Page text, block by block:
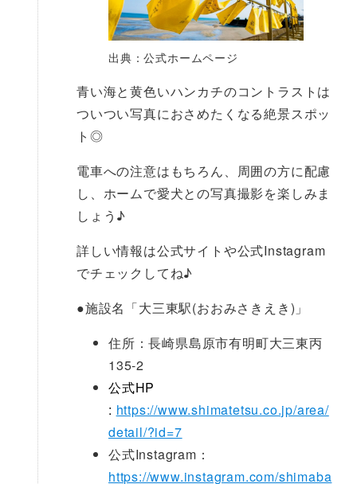
出典：公式ホームページ
青い海と黄色いハンカチのコントラストは
ついつい写真におさめたくなる絶景スポッ
ト◎
電車への注意はもちろん、周囲の方に配慮
し、ホームで愛犬との写真撮影を楽しみま
しょう♪
詳しい情報は公式サイトや公式Instagram
でチェックしてね♪
●施設名「大三東駅(おおみさきえき)」
住所：長崎県島原市有明町大三東丙
135-2
公式HP
: https://www.shimatetsu.co.jp/area/
detail/?id=7
公式Instagram：
https://www.instagram.com/shimaba